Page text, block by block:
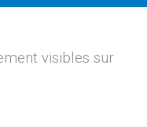
visibles sur